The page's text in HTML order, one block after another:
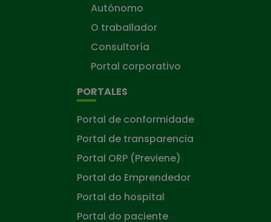
Autónomo
O traballador
Consultoría
Portal corporativo
PORTALES
Portal de conformidade
Portal de transparencia
Portal ORP (Previene)
Portal do Emprendedor
Portal do hospital
Portal do paciente